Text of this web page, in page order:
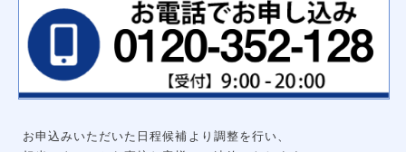
お申込みいただいた日程候補より調整を行い、